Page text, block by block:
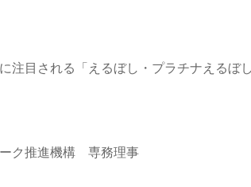
注目される「えるぼし・プラチナえるぼ
ク推進機構 専務理事